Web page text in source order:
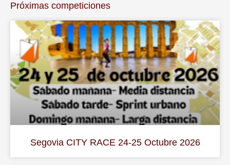
Próximas competiciones
Segovia CITY RACE 24-25 Octubre 2026